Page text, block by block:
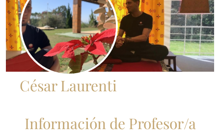
César Laurenti
Información de Profesor/a